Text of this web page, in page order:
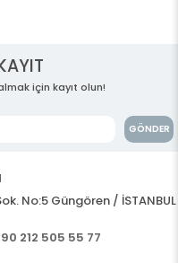
için kayıt olun!
GÖNDER
No:5 Güngören / İSTANBUL
212 505 55 77